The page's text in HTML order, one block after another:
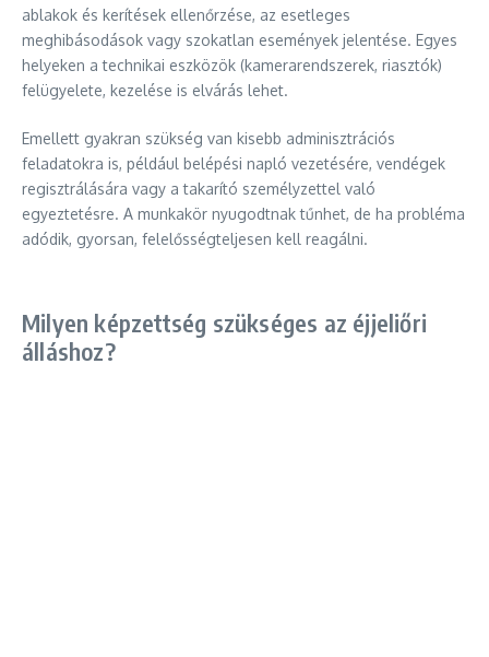
ablakok és kerítések ellenőrzése, az esetleges
meghibásodások vagy szokatlan események jelentése. Egyes
helyeken a technikai eszközök (kamerarendszerek, riasztók)
felügyelete, kezelése is elvárás lehet.
Emellett gyakran szükség van kisebb adminisztrációs
feladatokra is, például belépési napló vezetésére, vendégek
regisztrálására vagy a takarító személyzettel való
egyeztetésre. A munkakör nyugodtnak tűnhet, de ha probléma
adódik, gyorsan, felelősségteljesen kell reagálni.
Milyen képzettség szükséges az éjjeliőri
álláshoz?